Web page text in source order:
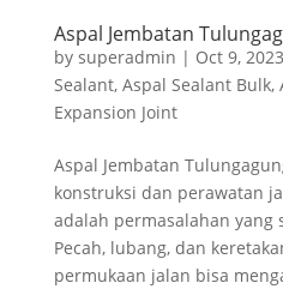
Aspal Jembatan
by superadmin | Oct 9, 2023
Sealant, Aspal Sealant Bulk,
Expansion Joint
Aspal Jembatan
konstruksi dan perawatan
adalah permasalahan yang
Pecah, lubang, dan
permukaan jalan bisa